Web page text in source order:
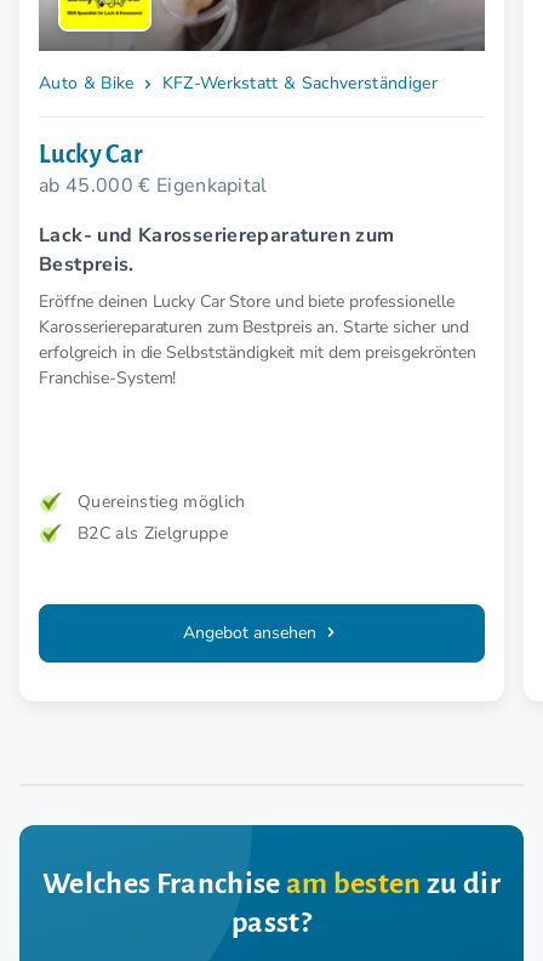
Auto & Bike KFZ-Werkstatt & Sachverständiger
Lucky Car
ab 45.000 € Eigenkapital
Lack- und Karosseriereparaturen zum
Bestpreis.
Eröffne deinen Lucky Car Store und biete professionelle
Karosseriereparaturen zum Bestpreis an. Starte sicher und
erfolgreich in die Selbstständigkeit mit dem preisgekrönten
Franchise-System!
Quereinstieg möglich
B2C als Zielgruppe
Angebot ansehen
Welches Franchiseam besten zu dir
passt?